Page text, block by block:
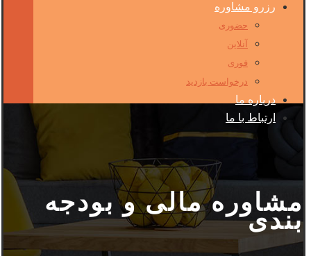
رزرو مشاوره
حضوری
آنلاین
فوری
درخواست بازدید
درباره ما
ارتباط با ما
مشاوره مالی و بودجه
بندی